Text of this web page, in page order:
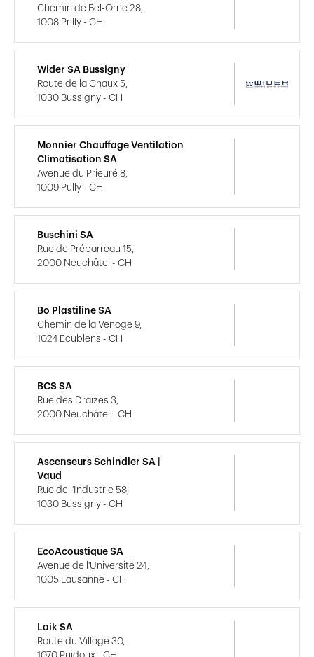
Chemin de Bel-Orne 28,
1008 Prilly - CH
Wider SA Bussigny
Route de la Chaux 5,
1030 Bussigny - CH
Monnier Chauffage Ventilation
Climatisation SA
Avenue du Prieuré 8,
1009 Pully - CH
Buschini SA
Rue de Prébarreau 15,
2000 Neuchâtel - CH
Bo Plastiline SA
Chemin de la Venoge 9,
1024 Ecublens - CH
BCS SA
Rue des Draizes 3,
2000 Neuchâtel - CH
Ascenseurs Schindler SA |
Vaud
Rue de l'Industrie 58,
1030 Bussigny - CH
EcoAcoustique SA
Avenue de l'Université 24,
1005 Lausanne - CH
Laik SA
Route du Village 30,